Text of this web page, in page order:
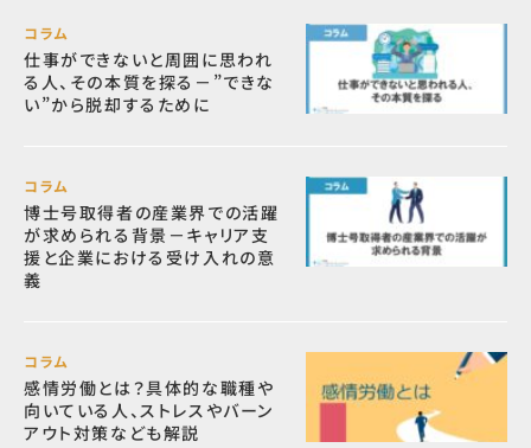
コラム
仕事ができないと周囲に思われ
る人、その本質を探る－”できな
い”から脱却するために
コラム
博士号取得者の産業界での活躍
が求められる背景－キャリア支
援と企業における受け入れの意
義
コラム
感情労働とは？具体的な職種や
向いている人、ストレスやバーン
アウト対策なども解説